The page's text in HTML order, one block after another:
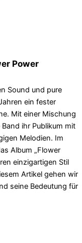
Power
Sound und pure
ein fester
Mit einer Mischung
ihr Publikum mit
Melodien. Im
Album „Flower
einzigartigen Stil
Artikel gehen wir
seine Bedeutung für